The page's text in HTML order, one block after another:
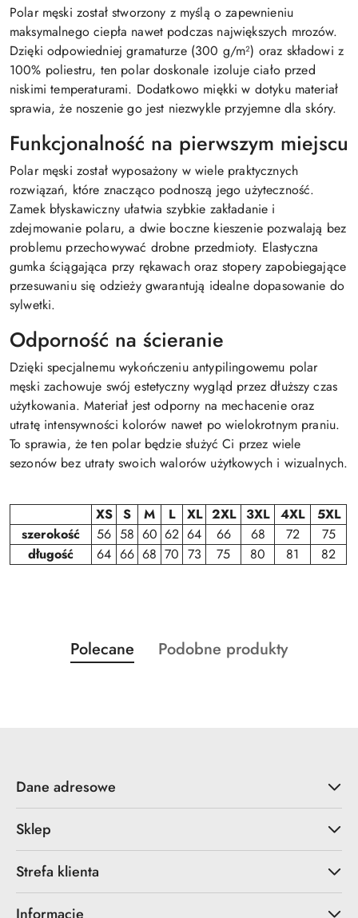
Polar męski został stworzony z myślą o zapewnieniu
maksymalnego ciepła nawet podczas największych mrozów.
Dzięki odpowiedniej gramaturze (300 g/m²) oraz składowi z
100% poliestru, ten polar doskonale izoluje ciało przed
niskimi temperaturami. Dodatkowo miękki w dotyku materiał
sprawia, że noszenie go jest niezwykle przyjemne dla skóry.
Funkcjonalność na pierwszym miejscu
Polar męski został wyposażony w wiele praktycznych
rozwiązań, które znacząco podnoszą jego użyteczność.
Zamek błyskawiczny ułatwia szybkie zakładanie i
zdejmowanie polaru, a dwie boczne kieszenie pozwalają bez
problemu przechowywać drobne przedmioty. Elastyczna
gumka ściągająca przy rękawach oraz stopery zapobiegające
przesuwaniu się odzieży gwarantują idealne dopasowanie do
sylwetki.
Odporność na ścieranie
Dzięki specjalnemu wykończeniu antypilingowemu polar
męski zachowuje swój estetyczny wygląd przez dłuższy czas
użytkowania. Materiał jest odporny na mechacenie oraz
utratę intensywności kolorów nawet po wielokrotnym praniu.
To sprawia, że ten polar będzie służyć Ci przez wiele
sezonów bez utraty swoich walorów użytkowych i wizualnych.
XS S M L XL 2XL 3XL 4XL
5XL
szerokość
56 58 60 62 64 66 68 72
75
długość
64 66 68 70 73 75 80 81 82
Pomiń karuzelę produktów
Produkty
o
Polecane
Produkty
Podobne produkty
Dane adresowe
Sklep
Strefa klienta